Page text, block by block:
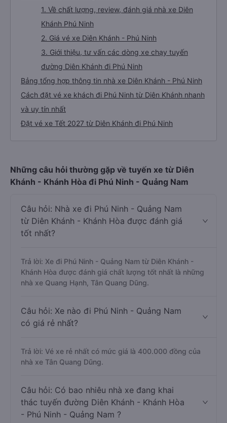
1. Về chất lượng, review, đánh giá nhà xe Diên
Khánh Phú Ninh
2. Giá vé xe Diên Khánh - Phú Ninh
3. Giới thiệu, tư vấn các dòng xe chạy tuyến
đường Diên Khánh đi Phú Ninh
Bảng tổng hợp thông tin nhà xe Diên Khánh - Phú Ninh
Cách đặt vé xe khách đi Phú Ninh từ Diên Khánh nhanh
và uy tín nhất
Đặt vé xe Tết 2027 từ Diên Khánh đi Phú Ninh
Những câu hỏi thường gặp về tuyến xe từ Diên
Khánh - Khánh Hòa đi Phú Ninh - Quảng Nam
Câu hỏi: Nhà xe đi Phú Ninh - Quảng Nam
từ Diên Khánh - Khánh Hòa được đánh giá
tốt nhất?
Trả lời: Xe đi Phú Ninh - Quảng Nam từ Diên Khánh -
Khánh Hòa được đánh giá chất lượng tốt nhất là những
nhà xe Quang Hạnh, Tân Quang Dũng.
Câu hỏi: Xe nào đi Phú Ninh - Quảng Nam
có giá rẻ nhất?
Trả lời: Vé xe rẻ nhất có mức giá là 400.000 đồng của
nhà xe Tân Quang Dũng.
Câu hỏi: Có bao nhiêu nhà xe đang khai
thác tuyến đường Diên Khánh - Khánh Hòa
- Phú Ninh - Quảng Nam ?